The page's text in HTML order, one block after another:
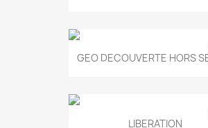
GEO DECOUVERTE HORS
LIBERATION